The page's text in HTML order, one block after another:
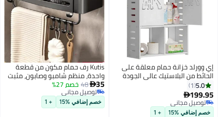
إي وورلد خزانة حمام معلقة على
الحائط من البلاستيك عالي الجودة
بثلاثة أرفف وأبواب، وتصميم منحوت
بأناقة لرفع أسلوب الحمام بينما
يعظم مساحة تخزين المرحاض.
5.0
1
199.95
توصيل مجاني
توصيل مجاني
خصم إضافي %15 + 1
Kutis رف حمام مكون من قطعة
واحدة، منظم شامبو وصابون، مثبت
على الحائط، رف تخزين معدني أسود،
32 × 12.5 × 4.5 سم
35
48 خصم 27%
توصيل مجاني
توصيل مجاني
خصم إضافي %15 + 1